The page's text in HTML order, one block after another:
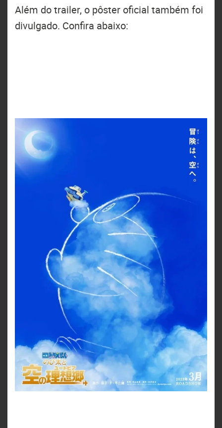
Além do trailer, o pôster oficial também foi
divulgado. Confira abaixo: